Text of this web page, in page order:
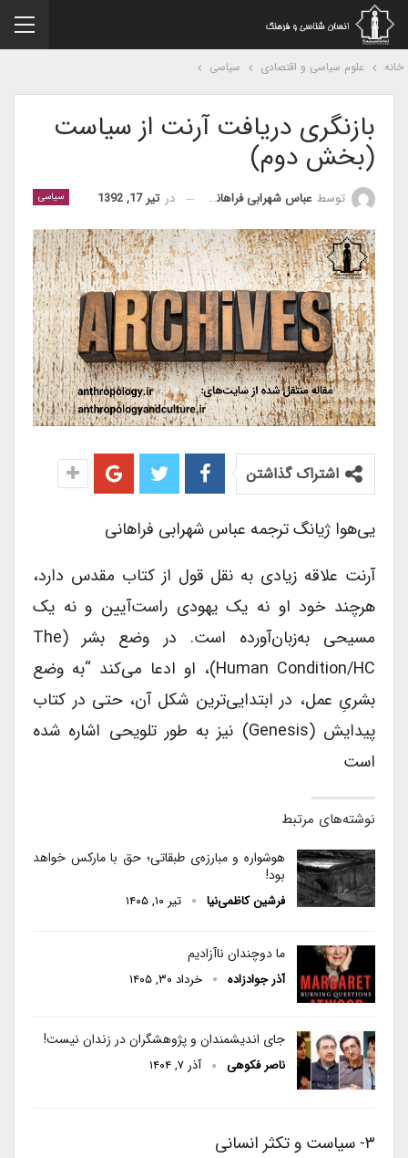
علوم سیاسی و اقتصادی سیاسی
بازنگری دریافت آرنت از سیاست
(بخش دوم)
سیاسی توسطعباس شهرابی فراهانی درتیر 17, 1392
اشتراک گذاشتن
یی‌هوا ژیانگ ترجمه عباس شهرابی فراهانی
آرنت علاقه زیادی به نقل قول از کتاب مقدس دارد،
هرچند خود او نه یک یهودی راست‌آیین و نه یک
مسیحی به‌زبان‌آورده است. در وضع بشر (The
Human Condition/HC)، او ادعا می‌کند “به وضع
بشریِ عمل، در ابتدایی‌ترین شکل آن، حتی در کتاب
پیدایش (Genesis) نیز به طور تلویحی اشاره شده
است
نوشته‌های مرتبط
هوشواره و مبارزه‌ی طبقاتی؛ حق با مارکس خواهد
بود!
فرشین کاظمی‌نیا تیر ۱۰, ۱۴۰۵
ما دوچندان ناآزادیم
آذر جوادزاده خرداد ۳۰, ۱۴۰۵
جای اندیشمندان و پژوهشگران در زندان نیست!
ناصر فکوهی آذر ۷, ۱۴۰۴